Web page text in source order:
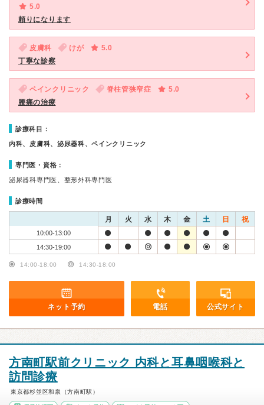
5.0
頼りになります
皮膚科 けが
5.0
丁寧な診察
ペインクリニック 脊柱管狭窄症
5.0
腰痛の治療
診療科目：
内科、皮膚科、泌尿器科、ペインクリニック
専門医・資格：
泌尿器科専門医、整形外科専門医
診療時間
月 火 水 木 金 土 日 祝
10:00-13:00
14:30-19:00
14:00-18:00 14:30-18:00
ネット予約 電話 公式サイト
方南町駅前クリニック 内科と耳鼻咽喉科と
訪問診療
東京都杉並区和泉（方南町駅）